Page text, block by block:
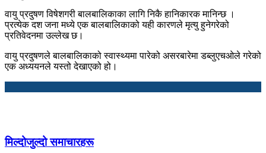
वायु प्रदुषण विषेशगरी बालबालिकाका लागि निकै हानिकारक मानिन्छ ।
प्रत्येक दश जना मध्ये एक बालबालिकाको यही कारणले मृत्यु हुनेगरेको
प्रतिवेदनमा उल्लेख छ।
वायु प्रदुषणले बालबालिकाको स्वास्थ्यमा पारेको असरबारेमा डब्लुएचओले गरेको
एक अध्ययनले यस्तो देखाएको हो।
मिल्दोजुल्दो समाचारहरू